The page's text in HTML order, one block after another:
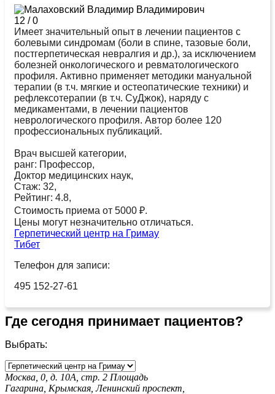
12 /0
Имеет значительный опыт в лечении пациентов с
болевыми синдромам (боли в спине, тазовые боли,
постгерпетическая невралгия и др.), за исключением
болезней онкологического и ревматологического
профиля. Активно применяет методики мануальной
терапии (в т.ч. мягкие и остеопатические техники) и
рефлексотерапии (в т.ч. СуДжок), наряду с
медикаментами, в лечении пациентов
неврологического профиля. Автор более 120
профессиональных публикаций.
Врач высшей категории,
ранг: Профессор,
Доктор медицинских наук,
Стаж: 32,
Рейтинг: 4.8,
Стоимость приема от 5000 ₽.
Цены могут незначительно отличаться.
Герпетический центр на Гримау
Тибет
Телефон для записи:
495 152-27-61
Где сегодня принимает пациентов?
Выбрать:
Москва, 0, д. 10А, стр. 2 Площадь
Гагарина, Крымская,Ленинский проспект,